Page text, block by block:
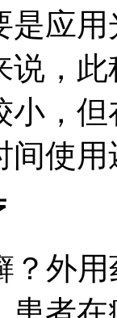
是应
说，
小，
间使
外用